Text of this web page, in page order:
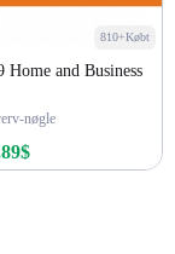
810+Købt
Home and Business
nøgle